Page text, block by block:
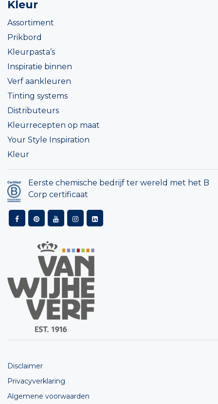
Kleur
Assortiment
Prikbord
Kleurpasta’s
Inspiratie binnen
Verf aankleuren
Tinting systems
Distributeurs
Kleurrecepten op maat
Your Style Inspiration
Kleur
Eerste chemische bedrijf ter wereld met het B
Corp certificaat
Disclaimer
Privacyverklaring
Algemene voorwaarden